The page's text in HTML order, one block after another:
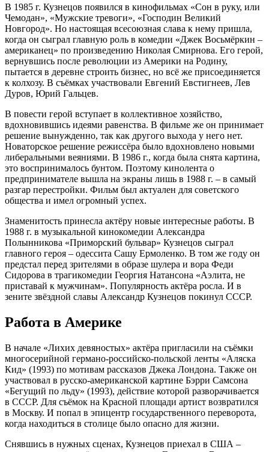
В 1985 г. Кузнецов появился в кинофильмах «Сон в руку, или
Чемодан», «Мужские тревоги», «Господин Великий
Новгород». Но настоящая всесоюзная слава к нему пришла,
когда он сыграл главную роль в комедии «Джек Восьмёркин –
американец» по произведению Николая Смирнова. Его герой,
вернувшись после революции из Америки на Родину,
пытается в деревне строить бизнес, но всё же присоединяется
к колхозу. В съёмках участвовали Евгений Евстигнеев, Лев
Дуров, Юрий Гальцев.
В повести герой вступает в коллективное хозяйство,
вдохновившись идеями равенства. В фильме же он принимает
решение вынужденно, так как другого выхода у него нет.
Новаторское решение режиссёра было вдохновлено новыми
либеральными веяниями. В 1986 г., когда была снята картина,
это воспринималось бунтом. Поэтому кинолента о
предпринимателе вышла на экраны лишь в 1988 г. – в самый
разгар перестройки. Фильм был актуален для советского
общества и имел огромный успех.
Знаменитость принесла актёру новые интересные работы. В
1988 г. в музыкальной кинокомедии Александра
Полынникова «Приморский бульвар» Кузнецов сыграл
главного героя – одессита Сашу Ермоленко. В том же году он
предстал перед зрителями в образе шулера и вора Феди
Сидорова в трагикомедии Георгия Натансона «Аэлита, не
приставай к мужчинам». Популярность актёра росла. И в
зените звёздной славы Александр Кузнецов покинул СССР.
Работа в Америке
В начале «Лихих девяностых» актёра пригласили на съёмки
многосерийной германо-российско-польской ленты «Аляска
Кид» (1993) по мотивам рассказов Джека Лондона. Также он
участвовал в русско-американской картине Бэрри Самсона
«Бегущий по льду» (1993), действие которой разворачивается
в СССР. Для съёмок на Красной площади артист возвратился
в Москву. И попал в эпицентр государственного переворота,
когда находиться в столице было опасно для жизни.
Снявшись в нужных сценах, Кузнецов приехал в США –